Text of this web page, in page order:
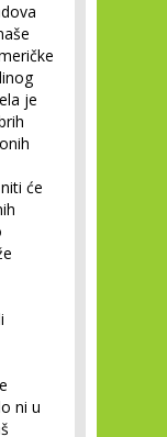
je
će
ni u